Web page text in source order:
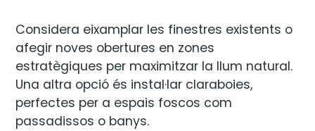
Considera eixamplar les finestres existents o
afegir noves obertures en zones
estratègiques per maximitzar la llum natural.
Una altra opció és instal·lar claraboies,
perfectes per a espais foscos com
passadissos o banys.